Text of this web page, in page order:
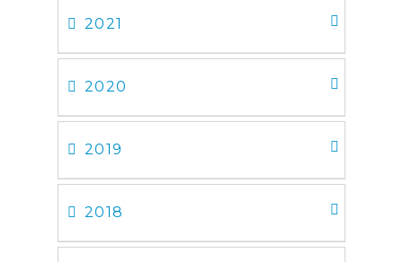
2021
2020
2019
2018